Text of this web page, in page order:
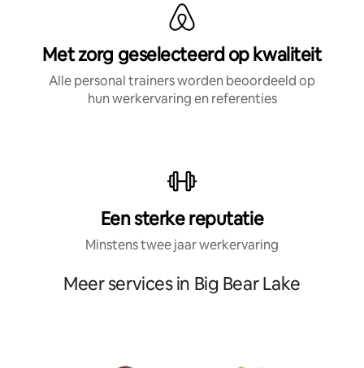
Met zorg geselecteerd op kwaliteit
Alle personal trainers worden beoordeeld op
hun werkervaring en referenties
Een sterke reputatie
Minstens twee jaar werkervaring
Meer services in Big Bear Lake